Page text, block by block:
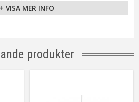
PR Home
+ VISA MER INFO
produkter